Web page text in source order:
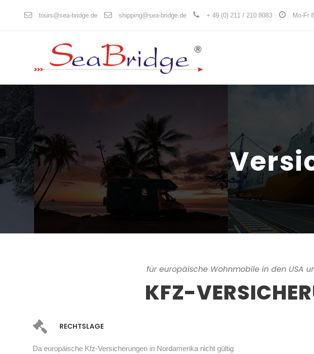
tours@sea-bridge.de shipping@sea-bridge.de + 49 (0) 211 / 210 8083 Mo-Fr
für europäische Wohnmobile in den USA
KFZ-
RECHTSLAGE
Da europäische Kfz-Versicherungen in Nordamerika nicht gültig